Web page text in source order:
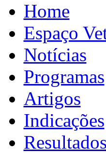
Home
Espaço
Notícias
Programas
Artigos
Indicações
Resultados